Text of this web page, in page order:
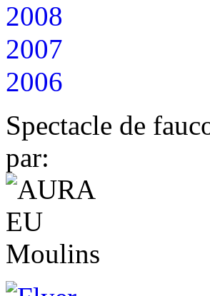
2008
2007
2006
Spectacle de
par: